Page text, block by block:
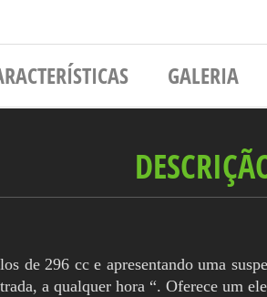
GALERIA
de 296 cc e apresentando uma
a qualquer hora “. Oferece um